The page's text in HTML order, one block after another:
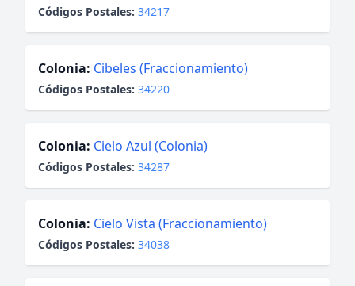
Códigos Postales: 34217
Colonia: Cibeles (Fraccionamiento)
Códigos Postales: 34220
Colonia: Cielo Azul (Colonia)
Códigos Postales: 34287
Colonia: Cielo Vista (Fraccionamiento)
Códigos Postales: 34038